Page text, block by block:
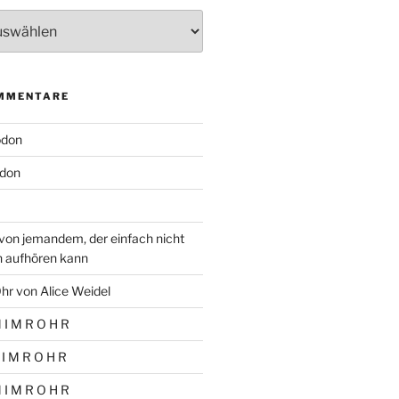
jemandem, der einfach nicht
aufhören kann
von Alice Weidel
I M R O H R
M R O H R
I M R O H R